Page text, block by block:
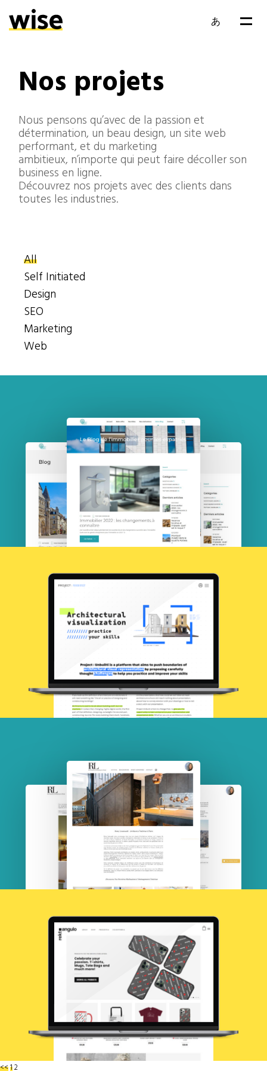
あ
Nos projets
Nous pensons qu’avec de la passion et
détermination, un beau design, un site web
performant, et du marketing
ambitieux, n’importe qui peut faire décoller son
business en ligne.
Découvrez nos projets avec des clients dans
toutes les industries.
All
Self Initiated
Design
SEO
Marketing
Web
<<12